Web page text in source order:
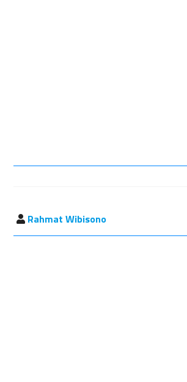
Rahmat Wibisono